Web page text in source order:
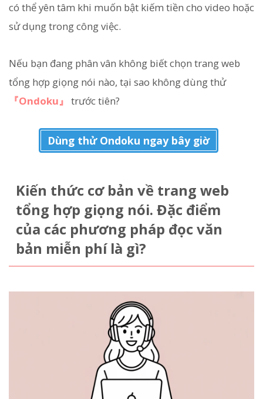
có thể yên tâm khi muốn bật kiếm tiền cho video hoặc
sử dụng trong công việc.
Nếu bạn đang phân vân không biết chọn trang web
tổng hợp giọng nói nào, tại sao không dùng thử
『Ondoku』 trước tiên?
Dùng thử Ondoku ngay bây giờ
Kiến thức cơ bản về trang web
tổng hợp giọng nói. Đặc điểm
của các phương pháp đọc văn
bản miễn phí là gì?